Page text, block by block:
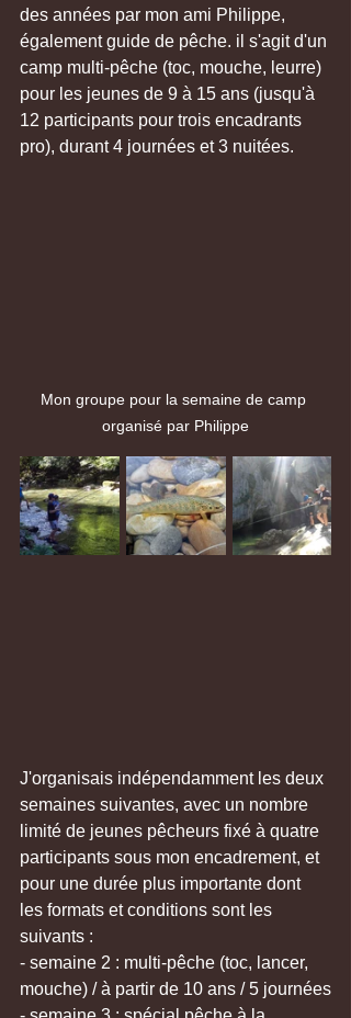
des années par mon ami Philippe,
également guide de pêche. il s'agit d'un
camp multi-pêche (toc, mouche, leurre)
pour les jeunes de 9 à 15 ans (jusqu'à
12 participants pour trois encadrants
pro), durant 4 journées et 3 nuitées.
Mon groupe pour la semaine de camp
organisé par Philippe
J'organisais indépendamment les deux
semaines suivantes, avec un nombre
limité de jeunes pêcheurs fixé à quatre
participants sous mon encadrement, et
pour une durée plus importante dont
les formats et conditions sont les
suivants :
- semaine 2 : multi-pêche (toc, lancer,
mouche) / à partir de 10 ans / 5 journées